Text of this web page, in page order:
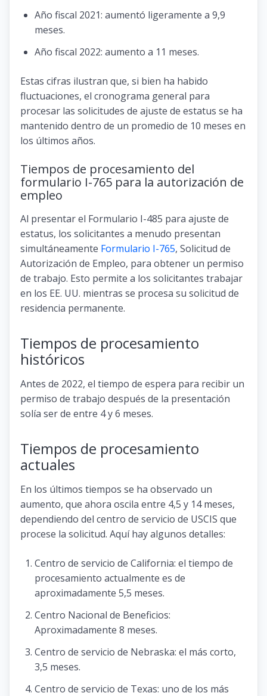
Año fiscal 2021: aumentó ligeramente a 9,9
meses.
Año fiscal 2022: aumento a 11 meses.
Estas cifras ilustran que, si bien ha habido
fluctuaciones, el cronograma general para
procesar las solicitudes de ajuste de estatus se ha
mantenido dentro de un promedio de 10 meses en
los últimos años.
Tiempos de procesamiento del
formulario I-765 para la autorización de
empleo
Al presentar el Formulario I-485 para ajuste de
estatus, los solicitantes a menudo presentan
simultáneamente Formulario I-765, Solicitud de
Autorización de Empleo, para obtener un permiso
de trabajo. Esto permite a los solicitantes trabajar
en los EE. UU. mientras se procesa su solicitud de
residencia permanente.
Tiempos de procesamiento
históricos
Antes de 2022, el tiempo de espera para recibir un
permiso de trabajo después de la presentación
solía ser de entre 4 y 6 meses.
Tiempos de procesamiento
actuales
En los últimos tiempos se ha observado un
aumento, que ahora oscila entre 4,5 y 14 meses,
dependiendo del centro de servicio de USCIS que
procese la solicitud. Aquí hay algunos detalles:
Centro de servicio de California: el tiempo de
procesamiento actualmente es de
aproximadamente 5,5 meses.
Centro Nacional de Beneficios:
Aproximadamente 8 meses.
Centro de servicio de Nebraska: el más corto,
3,5 meses.
Centro de servicio de Texas: uno de los más